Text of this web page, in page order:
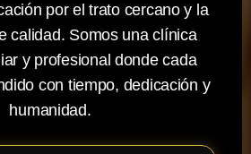
por el trato cercano y la
calidad. Somos una clínica
y profesional donde cada
con tiempo, dedicación y
humanidad.